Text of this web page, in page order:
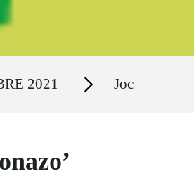
2021 Secciones Joc